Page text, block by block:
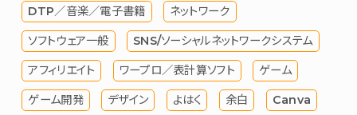
DTP／音楽／電子書籍 ネットワーク
ソフトウェア一般 SNS/ソーシャルネットワークシステム
アフィリエイト ワープロ／表計算ソフト ゲーム
ゲーム開発 デザイン よはく 余白 Canva